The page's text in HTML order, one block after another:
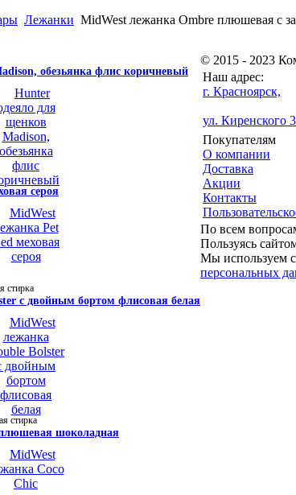
Лежанки MidWest лежанка Ombre плюшевая с
обезьянка флис коричневый
сероя
стирка
с двойным бортом флисовая белая
стирка
шоколадная
© 2015 - 2023
Наш адрес:
г. Красноярск,
ул. Киренского
Покупателям
О компании
Доставка
Акции
Контакты
По всем
Пользуясь
Мы используем
персональных